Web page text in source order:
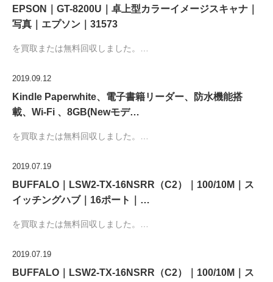
EPSON｜GT-8200U｜卓上型カラーイメージスキャナ｜
写真｜エプソン｜31573
を買取または無料回収しました。…
2019.09.12
Kindle Paperwhite、電子書籍リーダー、防水機能搭
載、Wi-Fi 、8GB(Newモデ…
を買取または無料回収しました。…
2019.07.19
BUFFALO｜LSW2-TX-16NSRR（C2）｜100/10M｜ス
イッチングハブ｜16ポート｜…
を買取または無料回収しました。…
2019.07.19
BUFFALO｜LSW2-TX-16NSRR（C2）｜100/10M｜ス